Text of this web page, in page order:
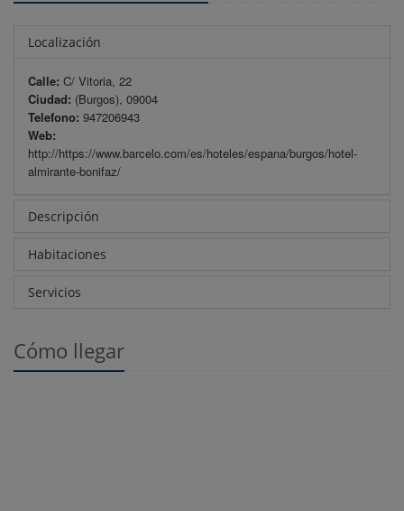
Localización
Calle: C/ Vitoria, 22
Ciudad: (Burgos), 09004
Telefono: 947206943
Web:
http://https://www.barcelo.com/es/hoteles/espana/burgos/hotel-
almirante-bonifaz/
Descripción
Habitaciones
Servicios
Cómo llegar